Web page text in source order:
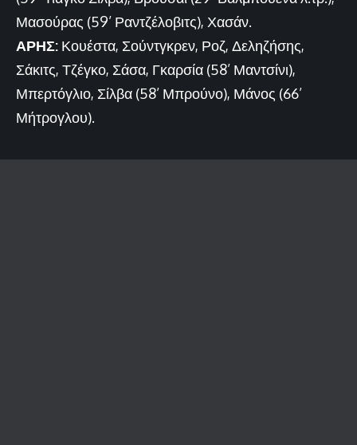
Μασούρας (59’ Ραντζέλοβιτς), Χασάν.
ΑΡΗΣ: Κουέστα, Σούντγκρεν, Ροζ, Δεληζήσης,
Σάκιτς, Τζέγκο, Σάσα, Γκαρσία (58’ Μαντσίνι),
Μπερτόγλιο, Σίλβα (58’ Μπρούνο), Μάνος (66’
Μήτρογλου).